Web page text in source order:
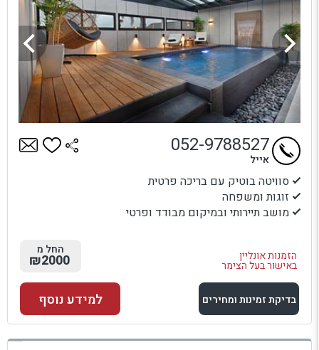
סוויטה בוטיק עם בריכה פרטית
זוגות ומשפחה
מושב תיירותי ובמיקום מבודד ופרטי
הזמנות אונליין
באישור בעל הצימר
052-9788527
אייל
החל מ
₪2000
בדיקת זמינות ומחירים
למתחם זה
למידע נוסף